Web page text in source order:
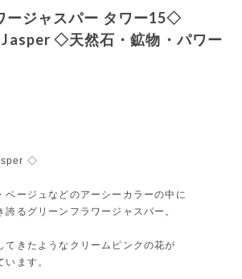
ージャスパー タワー15◇
◇天然石・鉱物・パワー
◇
ベージュなどのアーシーカラーの中に
るグリーンフラワージャスパー。
てきたようなクリームピンクの花が
ます。